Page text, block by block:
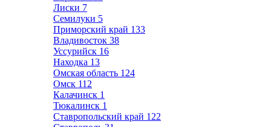
Лиски 7
Семилуки 5
Приморский край 133
Владивосток 38
Уссурийск 16
Находка 13
Омская область 124
Омск 112
Калачинск 1
Тюкалинск 1
Ставропольский край 122